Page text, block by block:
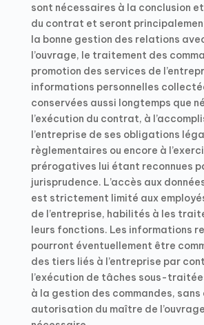
sont nécessaires à la conclusion et
du contrat et seront
la bonne gestion des relations
l’ouvrage, le traitement des
promotion des services de
informations personnelles
conservées aussi longtemps que
l’exécution du contrat, à
l’entreprise de ses obligations
règlementaires ou encore à
prérogatives lui étant reconnues
jurisprudence. L’accès aux
est strictement limité aux
de l’entreprise, habilités à les
leurs fonctions. Les informations
pourront éventuellement être
des tiers liés à l’entreprise par
l’exécution de tâches sous-
à la gestion des commandes, sans
autorisation du maître de